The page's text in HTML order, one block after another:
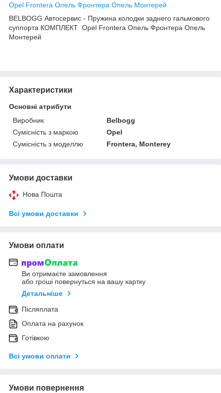
Opel Frontera Опель Фронтера Опель Монтерей
BELBOGG Автосервис - Пружина колодки заднего гальмового
суппорта КОМПЛЕКТ Opel Frontera Опель Фронтера Опель
Монтерей
Характеристики
Основні атрибути
Виробник
Belbogg
Сумісність з маркою
Opel
Сумісність з моделлю
Frontera, Monterey
Умови доставки
Нова Пошта
Всі умови доставки
Умови оплати
Ви отримаєте замовлення
або гроші повернуться на вашу картку
Детальніше
Післяплата
Оплата на рахунок
Готівкою
Всі умови оплати
Умови повернення